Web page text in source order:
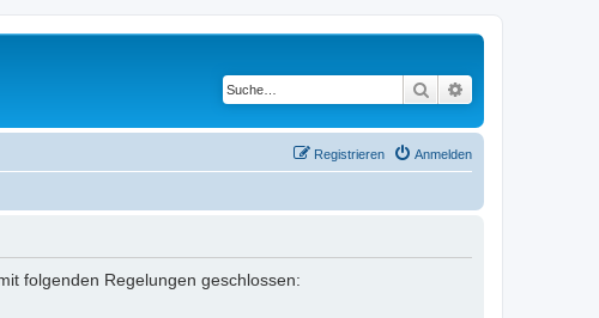
Suche
Anmelden
Registrieren
folgenden Regelungen geschlossen: